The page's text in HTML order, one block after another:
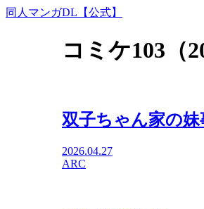
同人マンガDL【公式】
コミケ103（
双子ちゃん家の妹
2026.04.27
ARC